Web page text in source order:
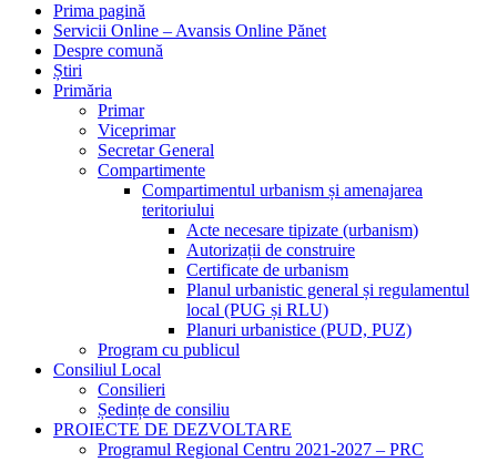
Prima pagină
Servicii Online – Avansis Online Pănet
Despre comună
Știri
Primăria
Primar
Viceprimar
Secretar General
Compartimente
Compartimentul urbanism și amenajarea
teritoriului
Acte necesare tipizate (urbanism)
Autorizații de construire
Certificate de urbanism
Planul urbanistic general și regulamentul
local (PUG și RLU)
Planuri urbanistice (PUD, PUZ)
Program cu publicul
Consiliul Local
Consilieri
Ședințe de consiliu
PROIECTE DE DEZVOLTARE
Programul Regional Centru 2021-2027 – PRC